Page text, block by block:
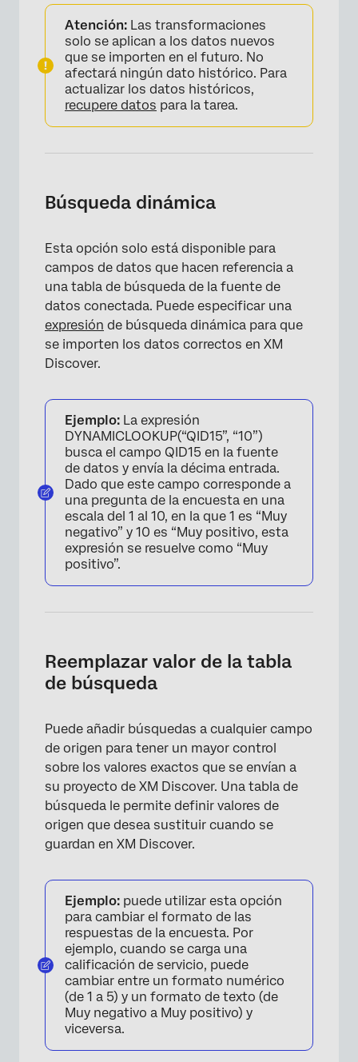
Atención: Las transformaciones
solo se aplican a los datos nuevos
que se importen en el futuro. No
afectará ningún dato histórico. Para
actualizar los datos históricos,
recupere datos para la tarea.
Búsqueda dinámica
Esta opción solo está disponible para
campos de datos que hacen referencia a
una tabla de búsqueda de la fuente de
datos conectada. Puede especificar una
expresión de búsqueda dinámica para que
se importen los datos correctos en XM
Discover.
Ejemplo: La expresión
DYNAMICLOOKUP(“QID15”, “10”)
busca el campo QID15 en la fuente
de datos y envía la décima entrada.
Dado que este campo corresponde a
una pregunta de la encuesta en una
escala del 1 al 10, en la que 1 es “Muy
negativo” y 10 es “Muy positivo, esta
expresión se resuelve como “Muy
positivo”.
Reemplazar valor de la tabla
de búsqueda
Puede añadir búsquedas a cualquier campo
de origen para tener un mayor control
sobre los valores exactos que se envían a
su proyecto de XM Discover. Una tabla de
búsqueda le permite definir valores de
origen que desea sustituir cuando se
guardan en XM Discover.
Ejemplo: puede utilizar esta opción
para cambiar el formato de las
respuestas de la encuesta. Por
ejemplo, cuando se carga una
calificación de servicio, puede
cambiar entre un formato numérico
(de 1 a 5) y un formato de texto (de
Muy negativo a Muy positivo) y
viceversa.